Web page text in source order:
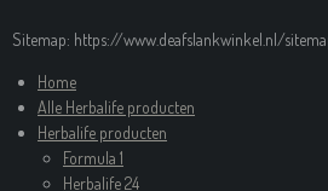
Sitemap: https://www.deafslankwinkel.nl/
Home
Alle Herbalife producten
Herbalife producten
Formula 1
Herbalife 24